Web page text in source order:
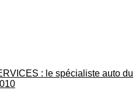
: le spécialiste auto du